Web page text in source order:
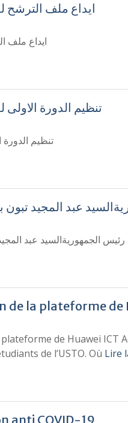
ايداع ملف الترشح
ايداع ملف
تنظيم الدورة
تنظيم
عبد المجيد تبون
الجمهوريةالسيد عبد
de la plateforme de
de Huawei ICT
de l’USTO. Où Lire
anti COVID-19